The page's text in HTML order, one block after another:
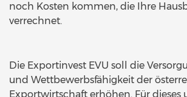
noch Kosten kommen, die Ihre
verrechnet.
Die Exportinvest EVU soll die
und Wettbewerbsfähigkeit der
Exportwirtschaft erhöhen. Für dieses